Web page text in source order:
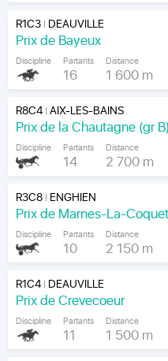
R1C3| DEAUVILLE
Prix de Bayeux
Discipline Partants
16
Distance
1 600 m
R8C4|AIX-LES-BAINS
Prix de la Chautagne (gr B)
Discipline Partants
14
Distance
2 700 m
R3C8| ENGHIEN
Prix de Marnes-La-
Discipline Partants
10
Distance
2 150 m
R1C4| DEAUVILLE
Prix de Crevecoeur
Discipline Partants
11
Distance
1 500 m